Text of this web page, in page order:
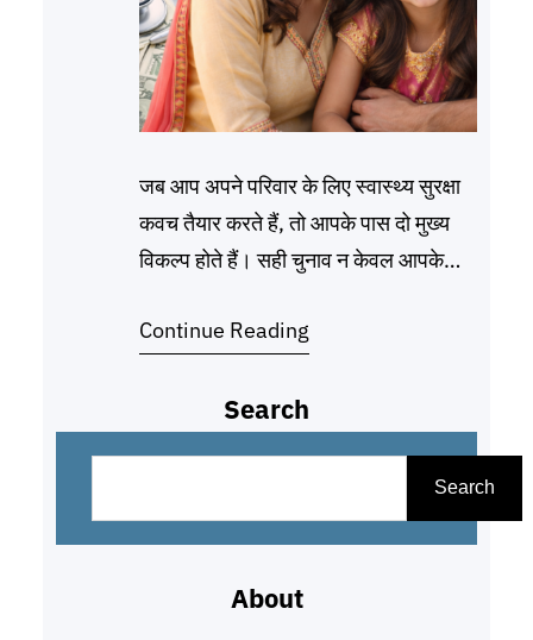
जब आप अपने परिवार के लिए स्वास्थ्य सुरक्षा
कवच तैयार करते हैं, तो आपके पास दो मुख्य
विकल्प होते हैं। सही चुनाव न केवल आपके
बीमारी के समय मिलने वाली मदद की मात्रा को
इंश्योरेंस (Individual Health
Continue Reading
Search
Search
About